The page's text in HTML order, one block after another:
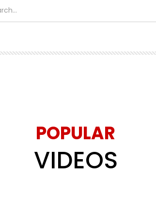
POPULAR
VIDEOS